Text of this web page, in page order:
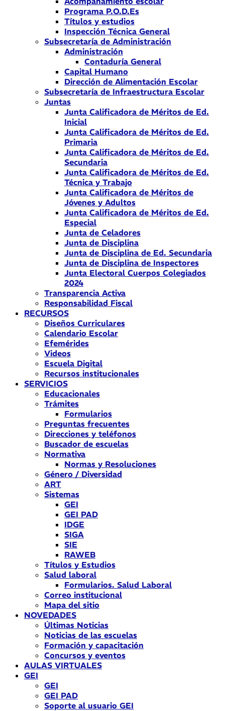
Programa P.O.D.Es
Títulos y estudios
Inspección Técnica General
Subsecretaría de Administración
Administración
Contaduría General
Capital Humano
Dirección de Alimentación Escolar
Subsecretaría de Infraestructura Escolar
Juntas
Junta Calificadora de Méritos de Ed.
Inicial
Junta Calificadora de Méritos de Ed.
Primaria
Junta Calificadora de Méritos de Ed.
Secundaria
Junta Calificadora de Méritos de Ed.
Técnica y Trabajo
Junta Calificadora de Méritos de
Jóvenes y Adultos
Junta Calificadora de Méritos de Ed.
Especial
Junta de Celadores
Junta de Disciplina
Junta de Disciplina de Ed. Secundaria
Junta de Disciplina de Inspectores
Junta Electoral Cuerpos Colegiados
2024
Transparencia Activa
Responsabilidad Fiscal
RECURSOS
Diseños Curriculares
Calendario Escolar
Efemérides
Videos
Escuela Digital
Recursos institucionales
SERVICIOS
Educacionales
Trámites
Formularios
Preguntas frecuentes
Direcciones y teléfonos
Buscador de escuelas
Normativa
Normas y Resoluciones
Género / Diversidad
ART
Sistemas
GEI
GEI PAD
IDGE
SIGA
SIE
RAWEB
Títulos y Estudios
Salud laboral
Formularios. Salud Laboral
Correo institucional
Mapa del sitio
NOVEDADES
Últimas Noticias
Noticias de las escuelas
Formación y capacitación
Concursos y eventos
AULAS VIRTUALES
GEI
GEI
GEI PAD
Soporte al usuario GEI